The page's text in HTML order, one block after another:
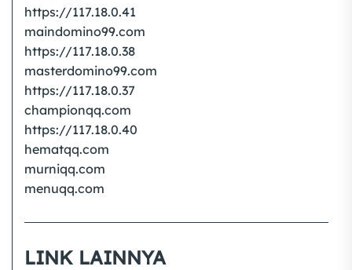
https://117.18.0.41
maindomino99.com
https://117.18.0.38
masterdomino99.com
https://117.18.0.37
championqq.com
https://117.18.0.40
hematqq.com
murniqq.com
menuqq.com
LINK LAINNYA